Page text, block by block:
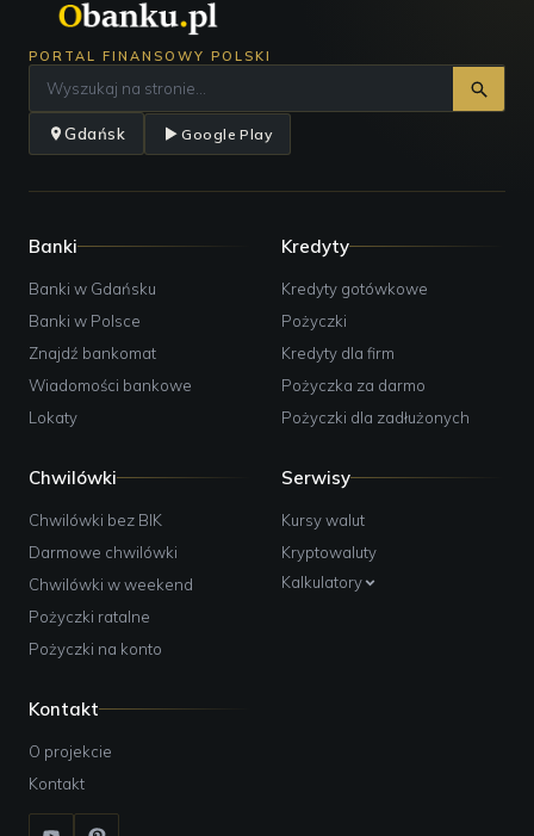
PORTAL FINANSOWY POLSKI
Gdańsk Google Play
Banki
Banki w Gdańsku
Banki w Polsce
Znajdź bankomat
Wiadomości bankowe
Lokaty
Kredyty
Kredyty gotówkowe
Pożyczki
Kredyty dla firm
Pożyczka za darmo
Pożyczki dla zadłużonych
Chwilówki
Chwilówki bez BIK
Darmowe chwilówki
Chwilówki w weekend
Pożyczki ratalne
Pożyczki na konto
Serwisy
Kursy walut
Kryptowaluty
Kalkulatory
Kontakt
O projekcie
Kontakt